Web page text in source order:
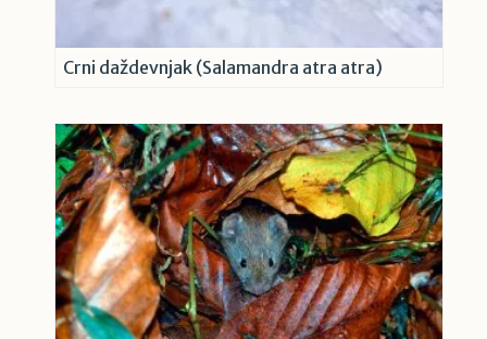
Crni daždevnjak (Salamandra atra atra)